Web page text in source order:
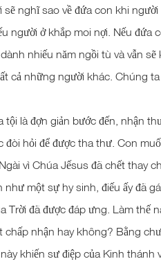
nghĩ sao về đứa con khi
người ở khắp moi nợi. Nếu đứa
nhiếu năm ngồi tù và vẫn
cả những người khác. Chúng
là đợn giản bước đến, nhận
hỏi để được tha thư. Con
vì Chúa Jếsus đã chết thay
một sự hy sinh, điếu ấy đã
Trời đã được đáp ưng. Làm thế
nhận hay không? Bằng
khiến sư điệp của Kinh